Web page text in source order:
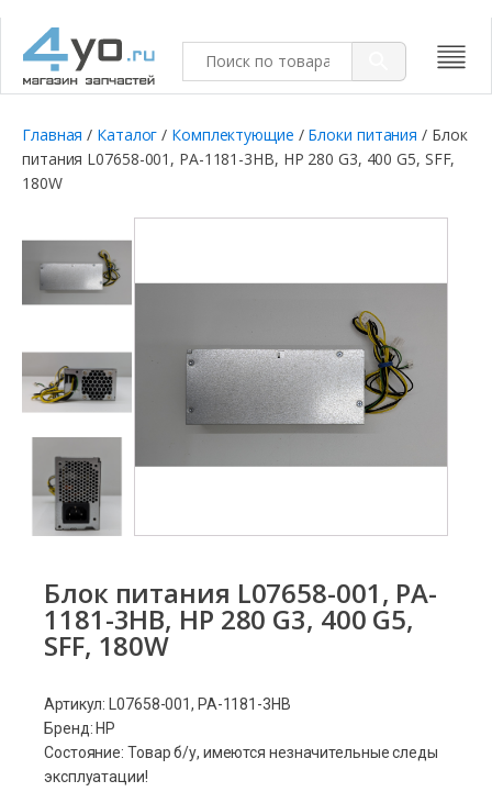
Главная / Каталог / Комплектующие / Блоки питания / Блок
питания L07658-001, PA-1181-3HB, HP 280 G3, 400 G5, SFF,
180W
Блок питания L07658-001, PA-
1181-3HB, HP 280 G3, 400 G5,
SFF, 180W
Артикул: L07658-001, PA-1181-3HB
Бренд: HP
Состояние: Товар б/у, имеются незначительные следы
эксплуатации!